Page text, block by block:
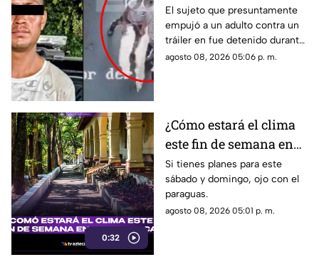
responsable que
empujó a un hombre de
la tercera edad contra
un tráiler
El sujeto que presuntamente
empujó a un adulto contra un
tráiler en fue detenido durante
la madrugada de este sábado 8
agosto 08, 2026 05:06 p. m.
0:32
¿Cómo estará el clima
este fin de semana en
Cuernavaca?
Si tienes planes para este
sábado y domingo, ojo con el
paraguas.
agosto 08, 2026 05:01 p. m.